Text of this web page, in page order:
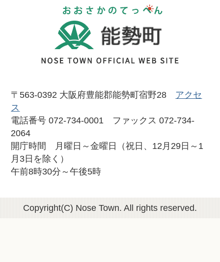
〒563-0392 大阪府豊能郡能勢町宿野28 アクセ
ス
電話番号 072-734-0001 ファックス 072-734-
2064
開庁時間 月曜日～金曜日（祝日、12月29日～1
月3日を除く）
午前8時30分～午後5時
Copyright(C) Nose Town. All rights reserved.